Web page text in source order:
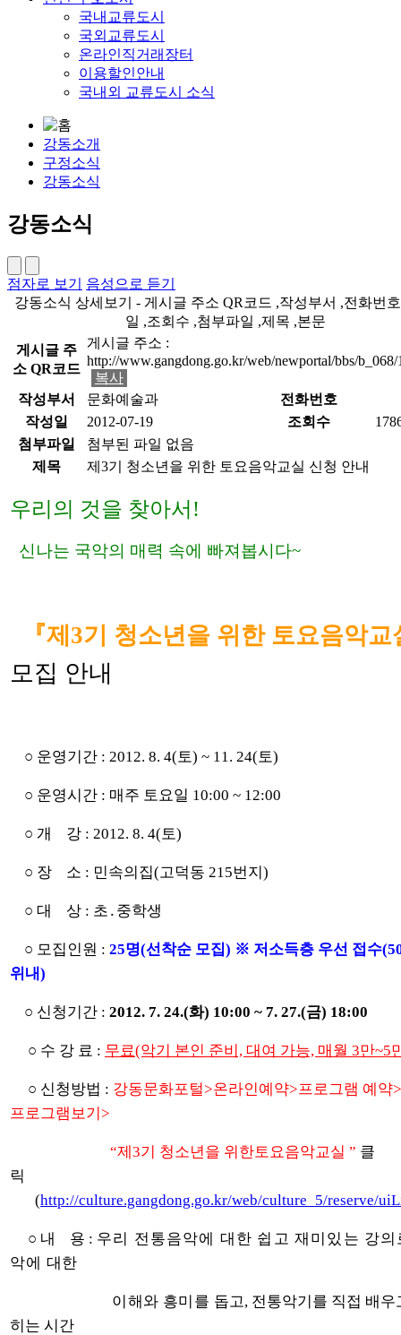
국내교류도시
국외교류도시
온라인직거래장터
이용할인안내
국내외 교류도시 소식
강동소개
구정소식
강동소식
강동소식
점자로 보기
음성으로 듣기
강동소식 상세보기 - 게시글 주소 QR코드 ,작성부서 ,전화번
일 ,조회수 ,첨부파일 ,제목 ,본문
게시글 주
소 QR코드
게시글 주소 :
http://www.gangdong.go.kr/web/newportal/bbs/b_068/
복사
작성부서
문화예술과
전화번호
작성일
2012-07-19 조회수
첨부파일
첨부된 파일 없음
제목
제3기 청소년을 위한 토요음악교실 신청 안내
우리의 것을 찾아서!
신나는 국악의 매력 속에 빠져봅시다~
『제3기 청소년을 위한 토요음악교
모집 안내
○ 운영기간 : 2012. 8. 4(토) ~ 11. 24(토)
○ 운영시간 : 매주 토요일 10:00 ~ 12:00
○ 개 강 : 2012. 8. 4(토)
○ 장 소 : 민속의집(고덕동 215번지)
○ 대 상 : 초․중학생
○ 모집인원 : 25명(선착순 모집) ※ 저소득층 우선 접수
위내)
○ 신청기간 : 2012. 7. 24.(화) 10:00 ~ 7. 27.(금) 18:00
○ 수 강 료 : 무료(악기 본인 준비, 대여 가능, 매월 3만~5
○ 신청방법 : 강동문화포털>온라인예약>프로그램 예약
프로그램보기>
“제3기 청소년을 위한토요음악교실 ” 클
릭
(http://culture.gangdong.go.kr/web/culture_5/reserve/
○ 내 용 : 우리 전통음악에 대한 쉽고 재미있는 강
악에 대한
이해와 흥미를 돕고, 전통악기를 직접 배우
히는 시간